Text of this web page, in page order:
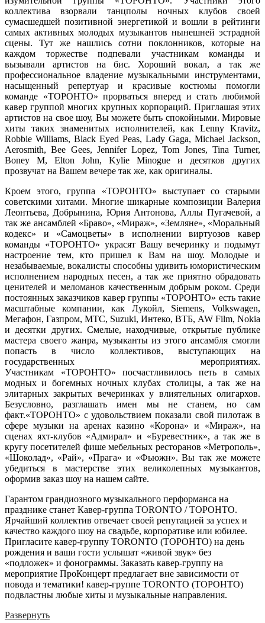
коллектива взорвали танцполы ночных клубов своей
сумасшедшей позитивной энергетикой и вошли в рейтинги
самых активных молодых музыкантов нынешней эстрадной
сцены. Тут же нашлись сотни поклонников, которые на
каждом торжестве подпевали участникам команды и
вызывали артистов на бис. Хороший вокал, а так же
профессиональное владение музыкальными инструментами,
насыщенный репертуар и красивые костюмы помогли
команде «ТОРОНТО» прорваться вперед и стать любимой
кавер группой многих крупных корпораций. Приглашая этих
артистов на свое шоу, Вы можете быть спокойными. Мировые
хиты таких знаменитых исполнителей, как Lenny Kravitz,
Robbie Williams, Black Eyed Peas, Lady Gaga, Michael Jackson,
Aerosmith, Bee Gees, Jennifer Lopez, Tom Jones, Tina Turner,
Boney M, Elton John, Kylie Minogue и десятков других
прозвучат на Вашем вечере так же, как оригиналы.
Кроем этого, группа «ТОРОНТО» выступает со старыми
советскими хитами. Многие шикарные композиции Валерия
Леонтьева, Добрынина, Юрия Антонова, Аллы Пугачевой, а
так же ансамблей «Браво», «Мираж», «Земляне», «Моральный
кодекс» и «Самоцветы» в исполнении виртуозов кавер
команды «ТОРОНТО» украсят Вашу вечеринку и подымут
настроение тем, кто пришел к Вам на шоу. Молодые и
незабываемые, вокалисты способны удивить юмористическим
исполнением народных песен, а так же приятно обрадовать
ценителей и меломанов качественным добрым роком. Среди
постоянных заказчиков кавер группы «ТОРОНТО» есть такие
масштабные компании, как Лукойл, Siemens, Volkswagen,
Мегафон, Газпром, МТС, Suzuki, Интеко, ВТБ, AW Film, Nokia
и десятки других. Смелые, находчивые, открытые публике
мастера своего жанра, музыканты из этого ансамбля смогли
попасть в число коллективов, выступающих на
государственных мероприятиях.
Участникам «ТОРОНТО» посчастливилось петь в самых
модных и богемных ночных клубах столицы, а так же на
элитарных закрытых вечеринках у влиятельных олигархов.
Безусловно, разглашать имен мы не станем, но сам
факт.«ТОРОНТО» с удовольствием показали свой пилотаж в
сфере музыки на аренах казино «Корона» и «Мираж», на
сценах яхт-клубов «Адмирал» и «Буревестник», а так же в
кругу посетителей фише мебельных ресторанов «Метрополь»,
«Шоколад», «Рай», «Прага» и «Фьюжн». Вы так же можете
убедиться в мастерстве этих великолепных музыкантов,
оформив заказ шоу на нашем сайте.
Гарантом грандиозного музыкального перформанса на
празднике станет Кавер-группа TORONTO / ТОРОНТО.
Ярчайший коллектив отвечает своей репутацией за успех и
качество каждого шоу на свадьбе, корпоративе или юбилее.
Пригласите кавер-группу TORONTO (ТОРОНТО) на день
рождения и ваши гости услышат «живой звук» без
«подложек» и фонограммы. Заказать кавер-группу на
мероприятие ПроКонцерт предлагает вне зависимости от
повода и тематики! кавер-группе TORONTO (ТОРОНТО)
подвластны любые хиты и музыкальные направления.
Развернуть